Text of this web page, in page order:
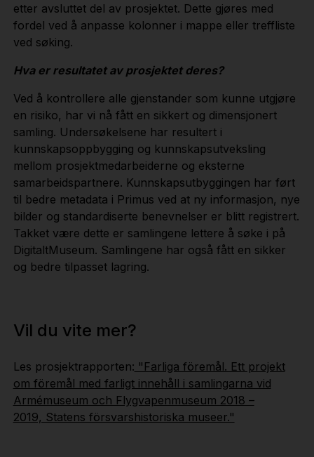
etter avsluttet del av prosjektet. Dette gjøres med
fordel ved å anpasse kolonner i mappe eller treffliste
ved søking.
Hva er resultatet av prosjektet deres?
Ved å kontrollere alle gjenstander som kunne utgjøre
en risiko, har vi nå fått en sikkert og dimensjonert
samling. Undersøkelsene har resultert i
kunnskapsoppbygging og kunnskapsutveksling
mellom prosjektmedarbeiderne og eksterne
samarbeidspartnere. Kunnskapsutbyggingen har ført
til bedre metadata i Primus ved at ny informasjon, nye
bilder og standardiserte benevnelser er blitt registrert.
Takket være dette er samlingene lettere å søke i på
DigitaltMuseum. Samlingene har også fått en sikker
og bedre tilpasset lagring.
Vil du vite mer?
Les prosjektrapporten: "Farliga föremål. Ett projekt
om föremål med farligt innehåll i samlingarna vid
Armémuseum och Flygvapenmuseum 2018 –
2019, Statens försvarshistoriska museer."